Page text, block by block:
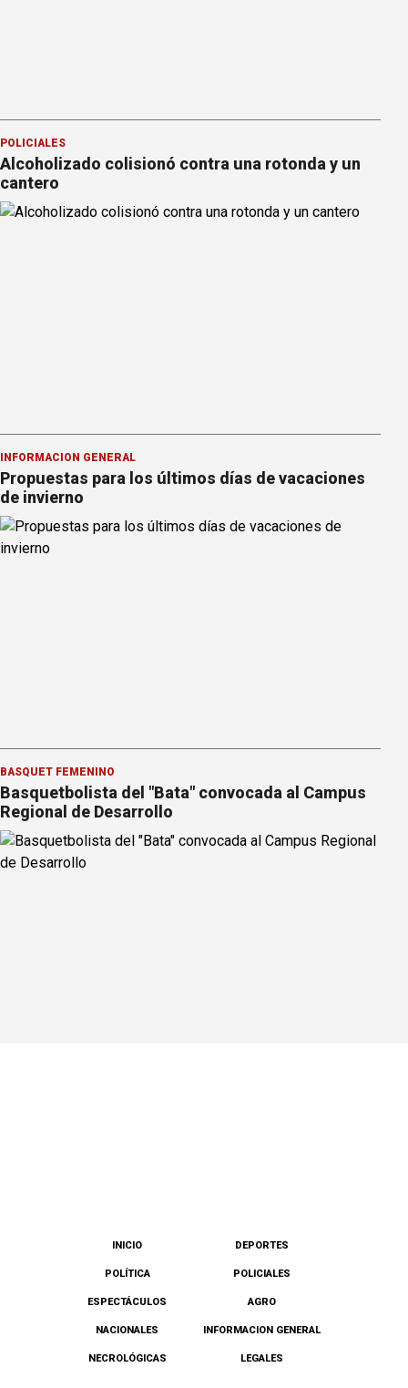
POLICIALES
Alcoholizado colisionó contra una rotonda y un
cantero
INFORMACION GENERAL
Propuestas para los últimos días de vacaciones
de invierno
BÁSQUET FEMENINO
Basquetbolista del "Bata" convocada al Campus
Regional de Desarrollo
INICIO DEPORTES
POLÍTICA POLICIALES
ESPECTÁCULOS AGRO
NACIONALES INFORMACION GENERAL
NECROLÓGICAS LEGALES